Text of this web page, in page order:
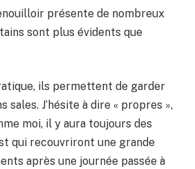
présente de nombreux
sont plus évidents que
ils permettent de garder
sales. J’hésite à dire « propres »,
moi, il y aura toujours des
qui recouvriront une grande
après une journée passée à